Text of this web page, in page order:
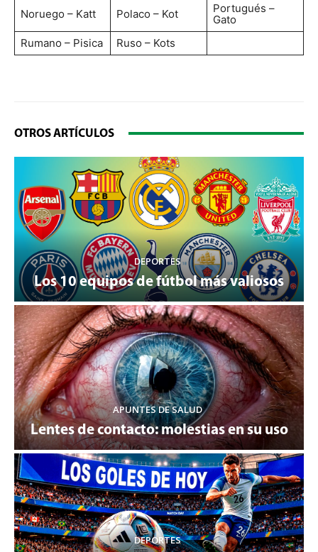
Noruego – Katt Polaco – Kot
Portugués –
Gato
Rumano – Pisica
Ruso – Kots
OTROS ARTÍCULOS
DEPORTES
Los 10 equipos de fútbol más valiosos
APUNTES DE SALUD
Lentes de contacto: molestias en su uso
DEPORTES